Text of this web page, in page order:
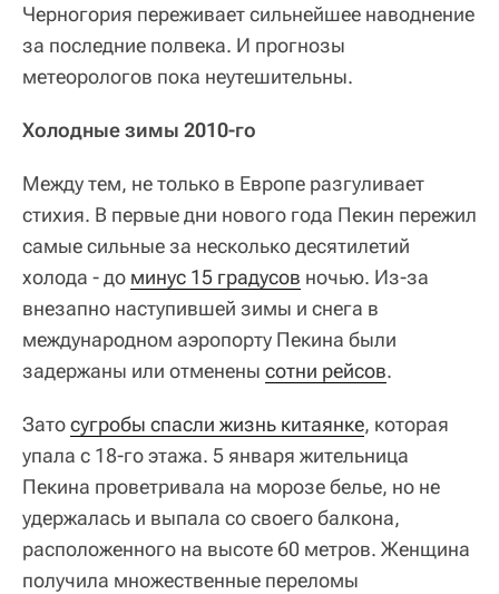
Черногория переживает сильнейшее наводнение
за последние полвека. И прогнозы
метеорологов пока неутешительны.
Холодные зимы 2010-го
Между тем, не только в Европе разгуливает
стихия. В первые дни нового года Пекин пережил
самые сильные за несколько десятилетий
холода - до минус 15 градусов ночью. Из-за
внезапно наступившей зимы и снега в
международном аэропорту Пекина были
задержаны или отменены сотни рейсов.
Затосугробы спасли жизнь китаянке, которая
упала с 18-го этажа. 5 января жительница
Пекина проветривала на морозе белье, но не
удержалась и выпала со своего балкона,
расположенного на высоте 60 метров. Женщина
получила множественные переломы